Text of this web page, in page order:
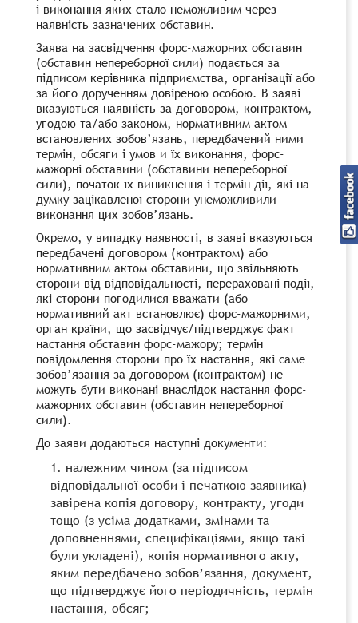
і виконання яких стало неможливим через
наявність зазначених обставин.
Заява на засвідчення форс-мажорних обставин
(обставин непереборної сили) подається за
підписом керівника підприємства, організації або
за його дорученням довіреною особою. В заяві
вказуються наявність за договором, контрактом,
угодою та/або законом, нормативним актом
встановлених зобов’язань, передбачений ними
термін, обсяги і умов и їх виконання, форс-
мажорні обставини (обставини непереборної
сили), початок їх виникнення і термін дії, які на
думку зацікавленої сторони унеможливили
виконання цих зобов’язань.
Окремо, у випадку наявності, в заяві вказуються
передбачені договором (контрактом) або
нормативним актом обставини, що звільняють
сторони від відповідальності, перераховані події,
які сторони погодилися вважати (або
нормативний акт встановлює) форс-мажорними,
орган країни, що засвідчує/підтверджує факт
настання обставин форс-мажору; термін
повідомлення сторони про їх настання, які саме
зобов’язання за договором (контрактом) не
можуть бути виконані внаслідок настання форс-
мажорних обставин (обставин непереборної
сили).
До заяви додаються наступні документи:
належним чином (за підписом
відповідальної особи і печаткою заявника)
завірена копія договору, контракту, угоди
тощо (з усіма додатками, змінами та
доповненнями, специфікаціями, якщо такі
були укладені), копія нормативного акту,
яким передбачено зобов’язання, документ,
що підтверджує його періодичність, термін
настання, обсяг;